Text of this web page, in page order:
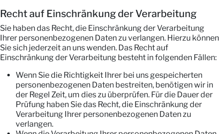
Recht auf Einschränkung der Verarbeitung
Sie haben das Recht, die Einschränkung der Verarbeitung
Ihrer personenbezogenen Daten zu verlangen. Hierzu können
Sie sich jederzeit an uns wenden. Das Recht auf
Einschränkung der Verarbeitung besteht in folgenden Fällen:
Wenn Sie die Richtigkeit Ihrer bei uns gespeicherten
personenbezogenen Daten bestreiten, benötigen wir in
der Regel Zeit, um dies zu überprüfen. Für die Dauer der
Prüfung haben Sie das Recht, die Einschränkung der
Verarbeitung Ihrer personenbezogenen Daten zu
verlangen.